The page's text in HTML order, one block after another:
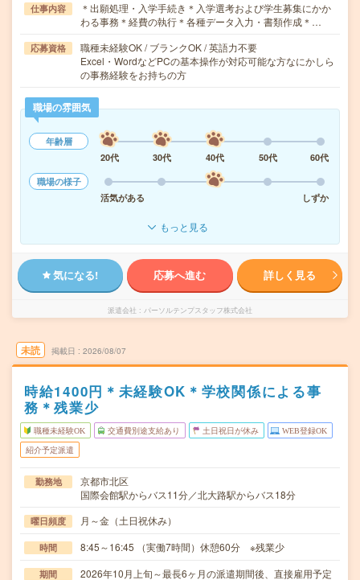
仕事内容
＊出願処理・入学手続き＊入学選考および学生募集にかか
わる事務＊経費の執行＊各種データ入力・書類作成＊…
応募資格
職種未経験OK / ブランクOK / 英語力不要
Excel・WordなどPCの基本操作が対応可能な方なにかしら
の事務経験をお持ちの方
職場の雰囲気
年齢層
20代
30代 40代 50代
60代
職場の様子
活気がある
しずか
もっと見る
気になる! 応募へ進む 詳しく見る
派遣会社 パーソルテンプスタッフ株式会社
未読 掲載日 2026/08/07
時給1400円＊未経験OK＊学校関係による事
務＊残業少
職種未経験OK 交通費別途支給あり 土日祝日が休み WEB登録OK
紹介予定派遣
勤務地
京都市北区
国際会館駅からバス11分／北大路駅からバス18分
曜日頻度 月～金（土日祝休み）
時間 8:45～16:45 （実働7時間）休憩60分 ※残業少
期間
2026年10月上旬～最長6ヶ月の派遣期間後、直接雇用予定